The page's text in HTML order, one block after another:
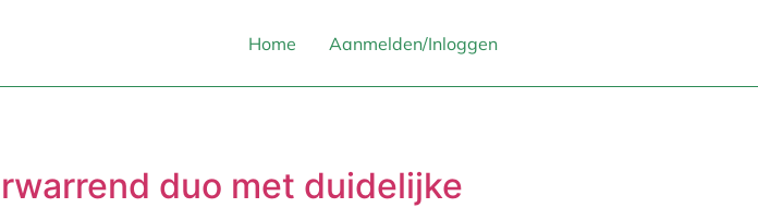
Home Aanmelden/Inloggen
duo met duidelijke